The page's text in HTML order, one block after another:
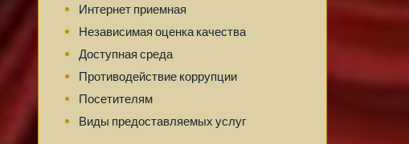
Интернет приемная
Независимая оценка качества
Доступная среда
Противодействие коррупции
Посетителям
Виды предоставляемых услуг